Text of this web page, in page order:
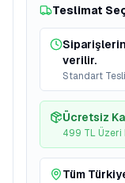
Teslimat
verilir.
Standart
Ücretsiz
499 TL Üzeri
Tüm